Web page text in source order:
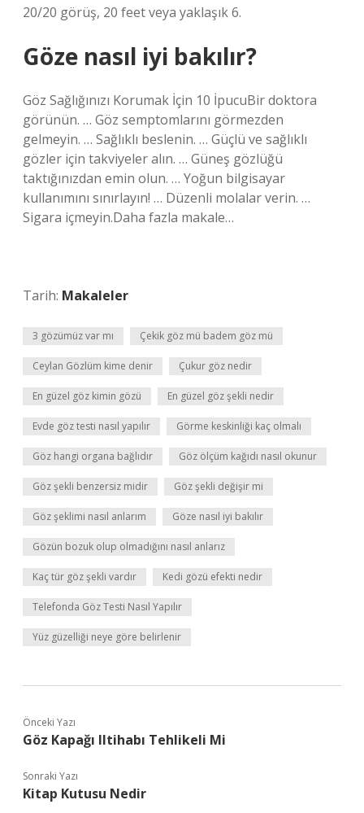
20/20 görüş, 20 feet veya yaklaşık 6.
Göze nasıl iyi bakılır?
Göz Sağlığınızı Korumak İçin 10 İpucuBir doktora
görünün. … Göz semptomlarını görmezden
gelmeyin. … Sağlıklı beslenin. … Güçlü ve sağlıklı
gözler için takviyeler alın. … Güneş gözlüğü
taktığınızdan emin olun. … Yoğun bilgisayar
kullanımını sınırlayın! … Düzenli molalar verin. …
Sigara içmeyin.Daha fazla makale…
Tarih: Makaleler
3 gözümüz var mı Çekik göz mü badem göz mü
Ceylan Gözlüm kime denir Çukur göz nedir
En güzel göz kimin gözü En güzel göz şekli nedir
Evde göz testi nasıl yapılır Görme keskinliği kaç olmalı
Göz hangi organa bağlıdır Göz ölçüm kağıdı nasıl okunur
Göz şekli benzersiz midir Göz şekli değişir mi
Göz şeklimi nasıl anlarım Göze nasıl iyi bakılır
Gözün bozuk olup olmadığını nasıl anlarız
Kaç tür göz şekli vardır Kedi gözü efekti nedir
Telefonda Göz Testi Nasıl Yapılır
Yüz güzelliği neye göre belirlenir
Önceki Yazı
Göz Kapağı Iltihabı Tehlikeli Mi
Sonraki Yazı
Kitap Kutusu Nedir